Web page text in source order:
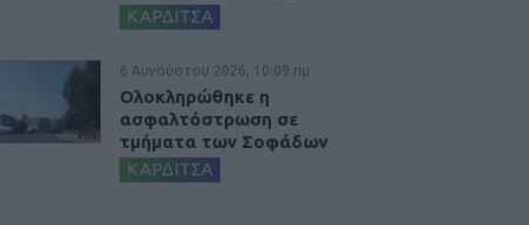
ΚΑΡΔΙΤΣΑ
6 Αυγούστου 2026, 10:09 πμ
Ολοκληρώθηκε η
ασφαλτόστρωση σε
τμήματα των Σοφάδων
ΚΑΡΔΙΤΣΑ